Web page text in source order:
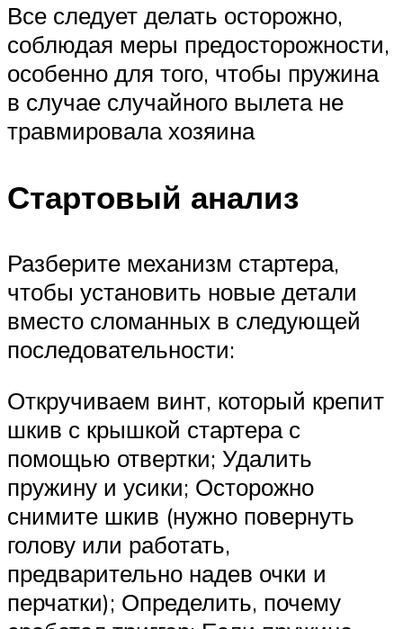
Все следует делать осторожно,
соблюдая меры предосторожности,
особенно для того, чтобы пружина
в случае случайного вылета не
травмировала хозяина
Стартовый анализ
Разберите механизм стартера,
чтобы установить новые детали
вместо сломанных в следующей
последовательности:
Откручиваем винт, который крепит
шкив с крышкой стартера с
помощью отвертки; Удалить
пружину и усики; Осторожно
снимите шкив (нужно повернуть
голову или работать,
предварительно надев очки и
перчатки); Определить, почему